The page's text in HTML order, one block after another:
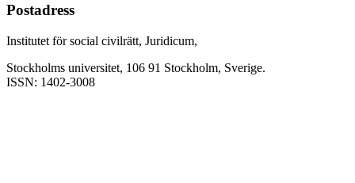
Postadress
Institutet för social civilrätt, Juridicum,
Stockholms universitet, 106 91 Stockholm, Sverige.
ISSN: 1402-3008